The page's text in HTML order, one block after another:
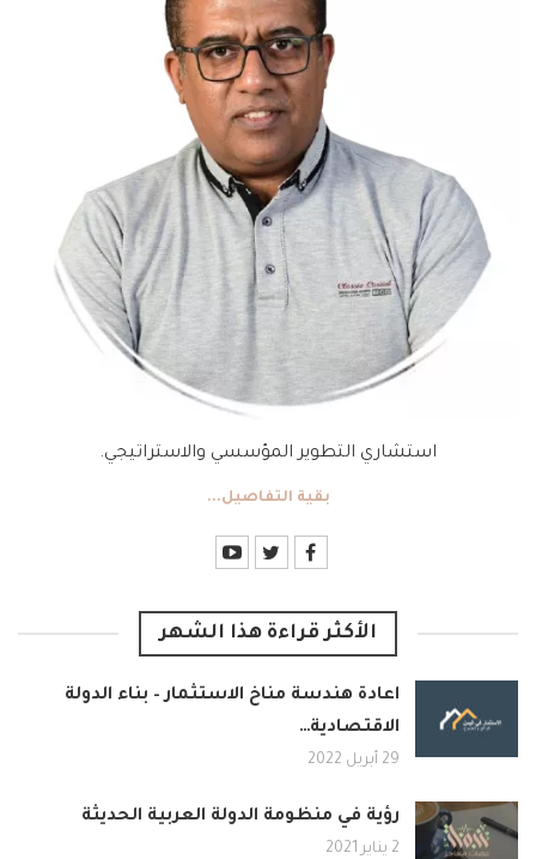
استشاري التطوير المؤسسي والاستراتيجي.
بقية التفاصيل...
الأكثر قراءة هذا الشهر
اعادة هندسة مناخ الاستثمار – بناء الدولة
الاقتصادية…
29 أبريل 2022
رؤية في منظومة الدولة العربية الحديثة
2 يناير 2021